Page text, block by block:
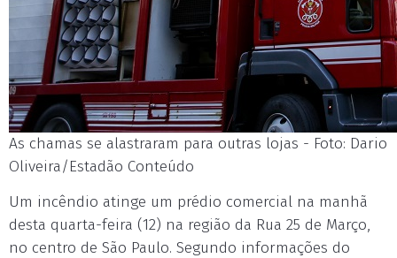
As chamas se alastraram para outras lojas - Foto: Dario
Oliveira/Estadão Conteúdo
Um incêndio atinge um prédio comercial na manhã
desta quarta-feira (12) na região da Rua 25 de Março,
no centro de São Paulo. Segundo informações do